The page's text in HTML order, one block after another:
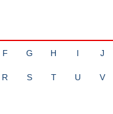
F G H I J
R S T U V